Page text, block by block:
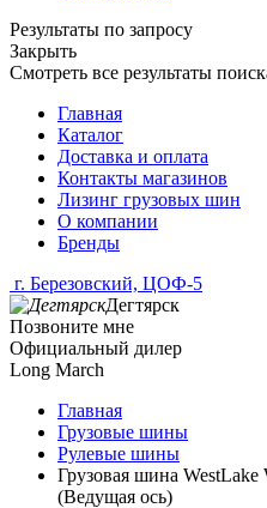
Результаты по запросу
Закрыть
Смотреть все результаты
Главная
Каталог
Доставка и оплата
Контакты магазинов
Лизинг грузовых шин
О компании
Бренды
г. Березовский, ЦОФ-5
Дегтярск
Позвоните мне
Официальный дилер
Long March
Главная
Грузовые шины
Рулевые шины
Грузовая шина
(Ведущая ось)